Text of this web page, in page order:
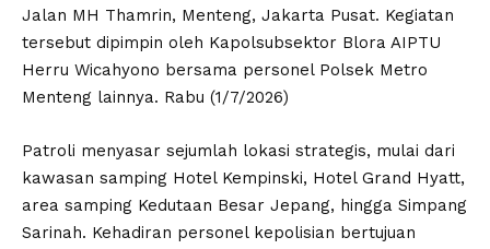
Jalan MH Thamrin, Menteng, Jakarta Pusat. Kegiatan
tersebut dipimpin oleh Kapolsubsektor Blora AIPTU
Herru Wicahyono bersama personel Polsek Metro
Menteng lainnya. Rabu (1/7/2026)
Patroli menyasar sejumlah lokasi strategis, mulai dari
kawasan samping Hotel Kempinski, Hotel Grand Hyatt,
area samping Kedutaan Besar Jepang, hingga Simpang
Sarinah. Kehadiran personel kepolisian bertujuan